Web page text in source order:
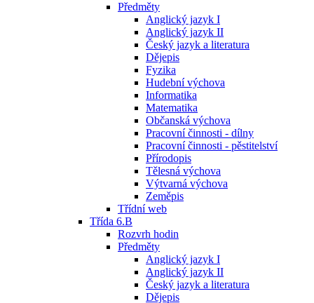
Předměty
Anglický jazyk I
Anglický jazyk II
Český jazyk a literatura
Dějepis
Fyzika
Hudební výchova
Informatika
Matematika
Občanská výchova
Pracovní činnosti - dílny
Pracovní činnosti - pěstitelství
Přírodopis
Tělesná výchova
Výtvarná výchova
Zeměpis
Třídní web
Třída 6.B
Rozvrh hodin
Předměty
Anglický jazyk I
Anglický jazyk II
Český jazyk a literatura
Dějepis